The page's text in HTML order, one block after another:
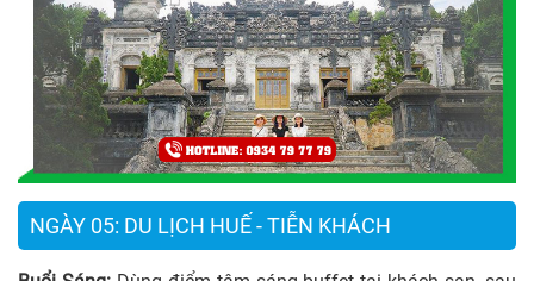
NGÀY 05: DU LỊCH HUẾ - TIỄN KHÁCH